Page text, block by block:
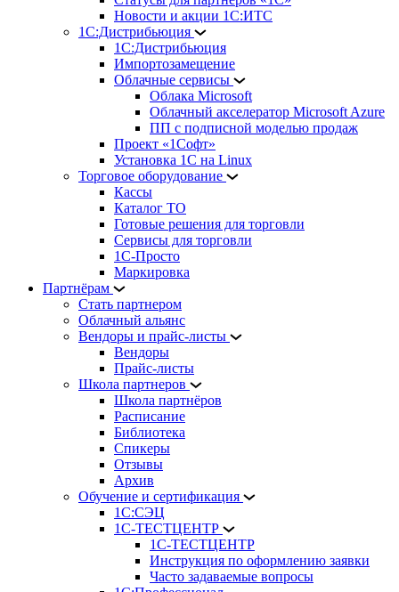
Новости и акции 1С:ИТС
1С:Дистрибьюция
1С:Дистрибьюция
Импортозамещение
Облачные сервисы
Облака Microsoft
Облачный акселератор Microsoft Azure
ПП с подписной моделью продаж
Проект «1Софт»
Установка 1С на Linux
Торговое оборудование
Кассы
Каталог ТО
Готовые решения для торговли
Сервисы для торговли
1С-Просто
Маркировка
Партнёрам
Стать партнером
Облачный альянс
Вендоры и прайс-листы
Вендоры
Прайс-листы
Школа партнеров
Школа партнёров
Расписание
Библиотека
Спикеры
Отзывы
Архив
Обучение и сертификация
1С:СЭЦ
1С-ТЕСТЦЕНТР
1С-ТЕСТЦЕНТР
Инструкция по оформлению заявки
Часто задаваемые вопросы